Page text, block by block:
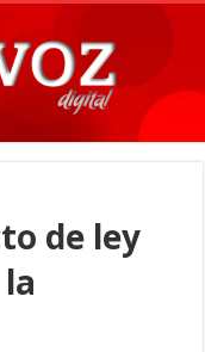
de ley